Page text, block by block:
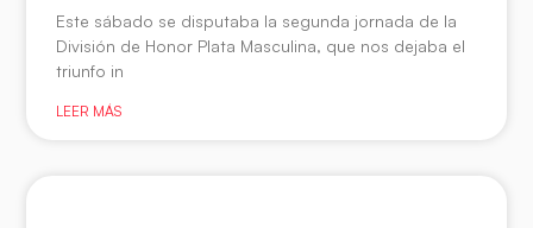
Este sábado se disputaba la segunda jornada de la
División de Honor Plata Masculina, que nos dejaba el
triunfo in
LEER MÁS